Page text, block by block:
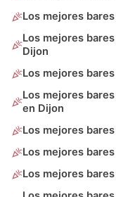
Los mejores
Los mejores
Dijon
Los mejores
Los mejores
en Dijon
Los mejores
Los mejores
Los mejores